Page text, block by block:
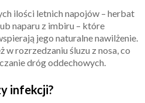
ilości letnich napojów – herbat
naparu z imbiru – które
jego naturalne nawilżenie.
w rozrzedzaniu śluzu z nosa, co
dróg oddechowych.
infekcji?